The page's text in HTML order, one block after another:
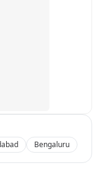
Bengaluru